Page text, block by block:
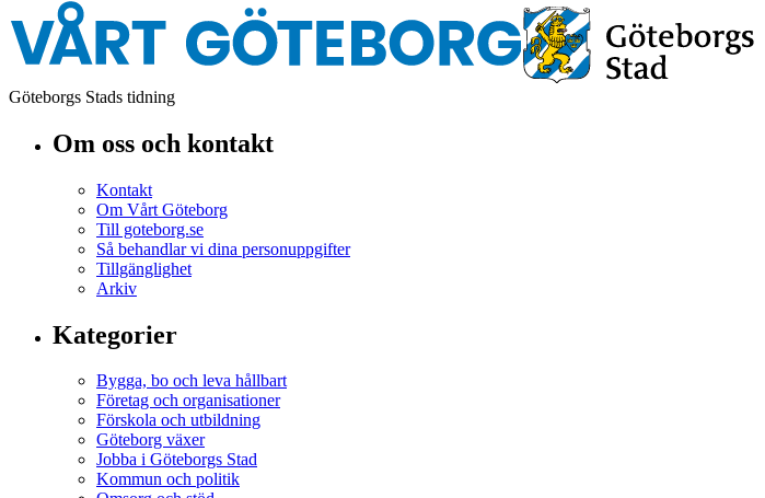
Göteborgs Stads tidning
Om oss och kontakt
Kontakt
Om Vårt Göteborg
Till goteborg.se
Så behandlar vi dina personuppgifter
Tillgänglighet
Arkiv
Kategorier
Bygga, bo och leva hållbart
Företag och organisationer
Förskola och utbildning
Göteborg växer
Jobba i Göteborgs Stad
Kommun och politik